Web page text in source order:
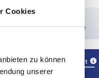
Cookies
zu können
unserer
Derzeit nicht auf Lager
CAD
Verfügbarkeit